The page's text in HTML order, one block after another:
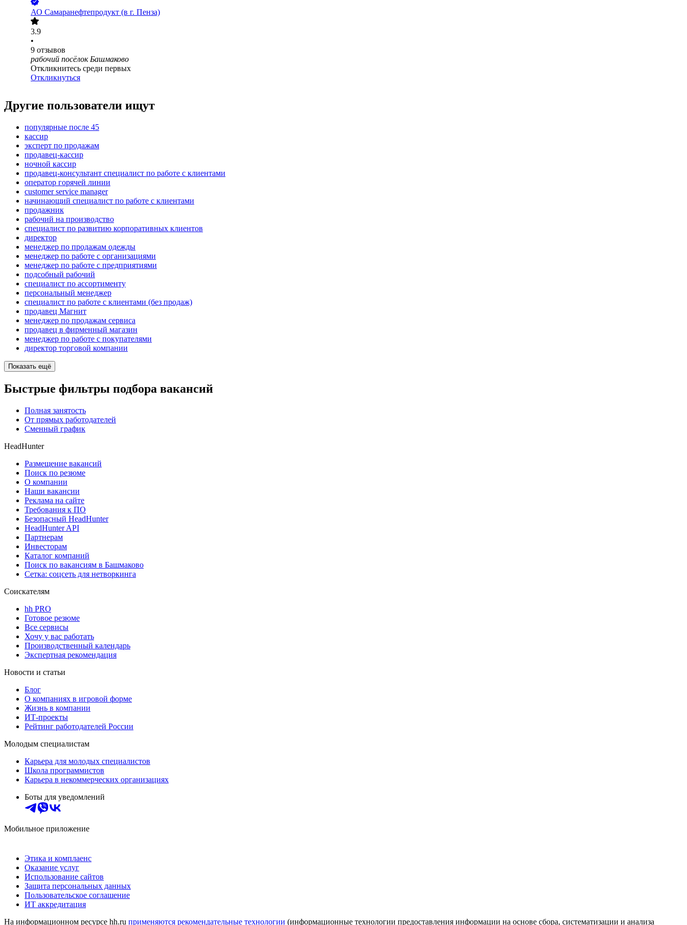
АО Самаранефтепродукт (в г. Пенза)
3.9
•
9 отзывов
рабочий посёлок Башмаково
Откликнитесь среди первых
Откликнуться
Другие пользователи ищут
популярные после 45
кассир
эксперт по продажам
продавец-кассир
ночной кассир
продавец-консультант специалист по работе с клиентами
оператор горячей линии
customer service manager
начинающий специалист по работе с клиентами
продажник
рабочий на производство
специалист по развитию корпоративных клиентов
директор
менеджер по продажам одежды
менеджер по работе с организациями
менеджер по работе с предприятиями
подсобный рабочий
специалист по ассортименту
персональный менеджер
специалист по работе с клиентами (без продаж)
продавец Магнит
менеджер по продажам сервиса
продавец в фирменный магазин
менеджер по работе с покупателями
директор торговой компании
Показать ещё
Быстрые фильтры подбора вакансий
Полная занятость
От прямых работодателей
Сменный график
HeadHunter
Размещение вакансий
Поиск по резюме
О компании
Наши вакансии
Реклама на сайте
Требования к ПО
Безопасный HeadHunter
HeadHunter API
Партнерам
Инвесторам
Каталог компаний
Поиск по вакансиям в Башмаково
Сетка: соцсеть для нетворкинга
Соискателям
hh PRO
Готовое резюме
Все сервисы
Хочу у вас работать
Производственный календарь
Экспертная рекомендация
Новости и статьи
Блог
О компаниях в игровой форме
Жизнь в компании
ИТ-проекты
Рейтинг работодателей России
Молодым специалистам
Карьера для молодых специалистов
Школа программистов
Карьера в некоммерческих организациях
Боты для уведомлений
Мобильное приложение
Этика и комплаенс
Оказание услуг
Использование сайтов
Защита персональных данных
Пользовательское соглашение
ИТ аккредитация
На информационном ресурсе hh.ru применяются рекомендательные технологии (информационные технологии предоставления информации на основе сбора, систематизации и анализа